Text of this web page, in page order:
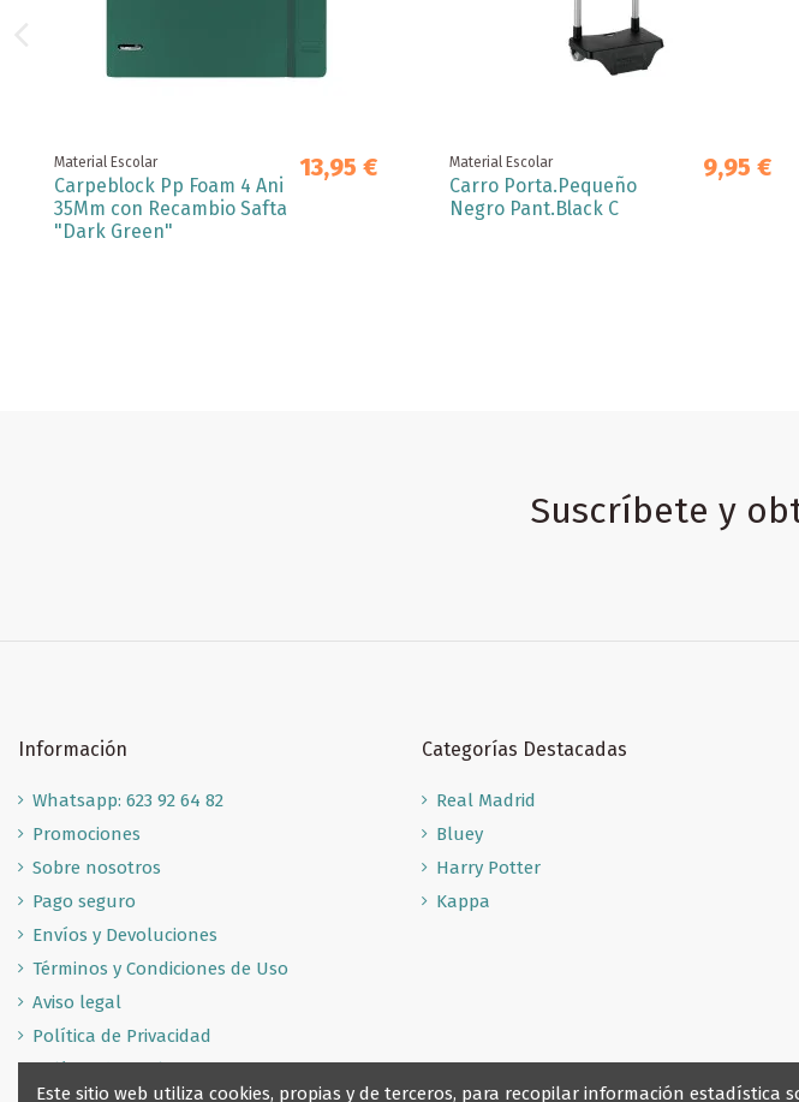
Material Escolar
Carpeblock Pp Foam 4 Ani
35Mm con Recambio Safta
"Dark Green"
13,95 € Material Escolar
Carro Porta.Pequeño
Negro Pant.Black C
9,95 €
Suscríbete y
Información
Whatsapp: 623 92 64 82
Promociones
Sobre nosotros
Pago seguro
Envíos y Devoluciones
Términos y Condiciones de Uso
Aviso legal
Política de Privacidad
Política de Cookies
Categorías Destacadas
Real Madrid
Bluey
Harry Potter
Kappa
Este sitio web utiliza cookies, propias y de terceros, para recopilar información